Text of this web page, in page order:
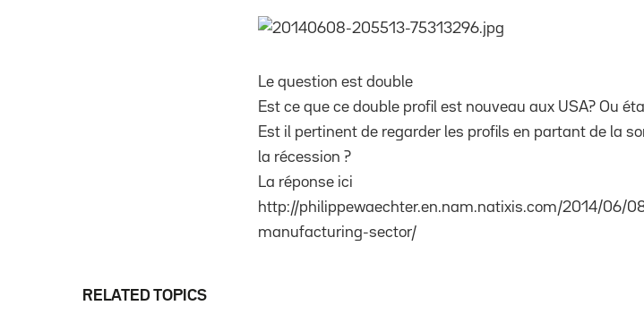
Le question est double
Est ce que ce double profil est nouveau aux USA? Ou
Est il pertinent de regarder les profils en partant de la
la récession ?
La réponse ici
http://philippewaechter.en.nam.natixis.com/2014/06/
manufacturing-sector/
RELATED TOPICS